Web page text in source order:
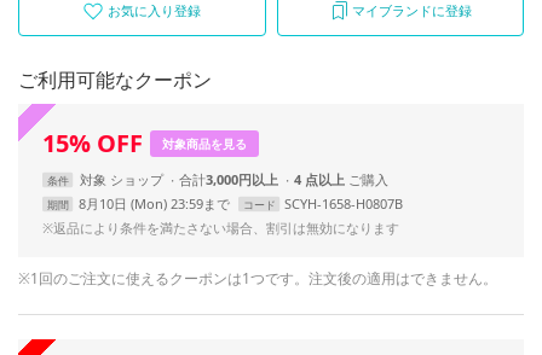
お気に入り登録 マイブランドに登録
ご利用可能なクーポン
15% OFF 対象商品を見る
条件 対象 ショップ 合計3,000円以上 4 点以上
期間 8月10日 (Mon) 23:59まで コード
SCYH-1658-H0807B
※返品により条件を満たさない場合、割引は無効になります
※1回のご注文に使えるクーポンは1つです。注文後の適用はできません。